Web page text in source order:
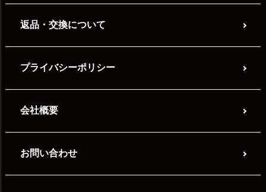
返品・交換について
プライバシーポリシー
会社概要
お問い合わせ